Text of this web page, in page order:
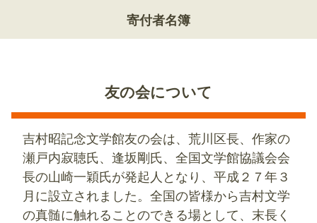
寄付者名簿
友の会について
吉村昭記念文学館友の会は、荒川区長、作家の
瀬戸内寂聴氏、逢坂剛氏、全国文学館協議会会
長の山崎一穎氏が発起人となり、平成２７年３
月に設立されました。全国の皆様から吉村文学
の真髄に触れることのできる場として、末長く